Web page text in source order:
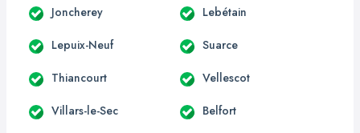
Joncherey Lebétain
Lepuix-Neuf Suarce
Thiancourt Vellescot
Villars-le-Sec Belfort